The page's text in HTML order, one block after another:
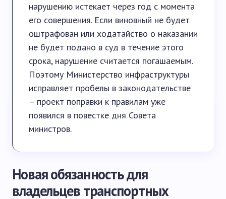
нарушению истекает через год с момента
его совершения. Если виновный не будет
оштрафован или ходатайство о наказании
не будет подано в суд в течение этого
срока, нарушение считается погашаемым.
Поэтому Министерство инфраструктуры
исправляет пробелы в законодательстве
– проект поправки к правилам уже
появился в повестке дня Совета
министров.
Новая обязанность для
владельцев транспортных